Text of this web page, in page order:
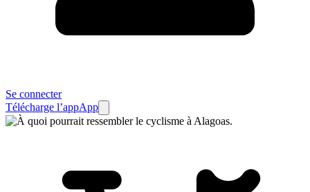
Se connecter
Télécharge l’appApp